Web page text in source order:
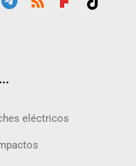
eléctricos